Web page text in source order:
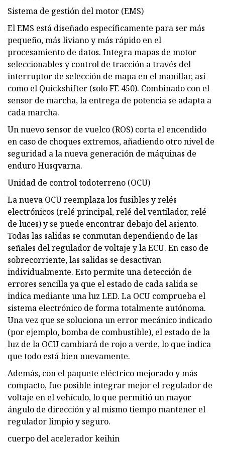
Sistema de gestión del motor (EMS)
El EMS está diseñado específicamente para ser más
pequeño, más liviano y más rápido en el
procesamiento de datos. Integra mapas de motor
seleccionables y control de tracción a través del
interruptor de selección de mapa en el manillar, así
como el Quickshifter (solo FE 450). Combinado con el
sensor de marcha, la entrega de potencia se adapta a
cada marcha.
Un nuevo sensor de vuelco (ROS) corta el encendido
en caso de choques extremos, añadiendo otro nivel de
seguridad a la nueva generación de máquinas de
enduro Husqvarna.
Unidad de control todoterreno (OCU)
La nueva OCU reemplaza los fusibles y relés
electrónicos (relé principal, relé del ventilador, relé
de luces) y se puede encontrar debajo del asiento.
Todas las salidas se conmutan dependiendo de las
señales del regulador de voltaje y la ECU. En caso de
sobrecorriente, las salidas se desactivan
individualmente. Esto permite una detección de
errores sencilla ya que el estado de cada salida se
indica mediante una luz LED. ​La OCU comprueba el
sistema electrónico de forma totalmente autónoma.
Una vez que se soluciona un error mecánico indicado
(por ejemplo, bomba de combustible), el estado de la
luz de la OCU cambiará de rojo a verde, lo que indica
que todo está bien nuevamente.
Además, con el paquete eléctrico mejorado y más
compacto, fue posible integrar mejor el regulador de
voltaje en el vehículo, lo que permitió un mayor
ángulo de dirección y al mismo tiempo mantener el
regulador limpio y seguro.
cuerpo del acelerador keihin